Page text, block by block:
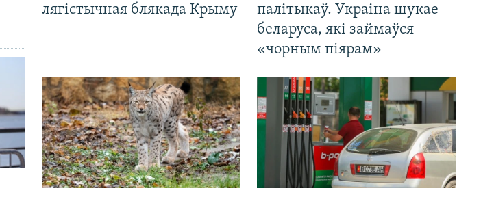
лягістычная блякада Крыму
палітыкаў. Украіна шукае
беларуса, які займаўся
«чорным піярам»